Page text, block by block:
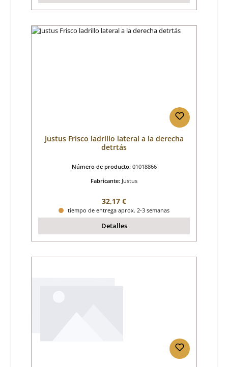
Justus Frisco ladrillo lateral a la derecha
detrtás
Número de producto: 01018866
Fabricante: Justus
Precio normal:
32,17 €
tiempo de entrega aprox. 2-3 semanas
Detalles